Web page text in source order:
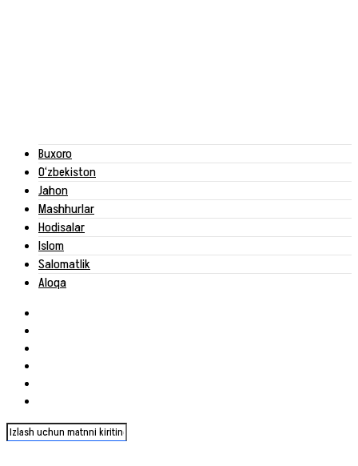
Buxoro
O‘zbekiston
Jahon
Mashhurlar
Hodisalar
Islom
Salomatlik
Aloqa